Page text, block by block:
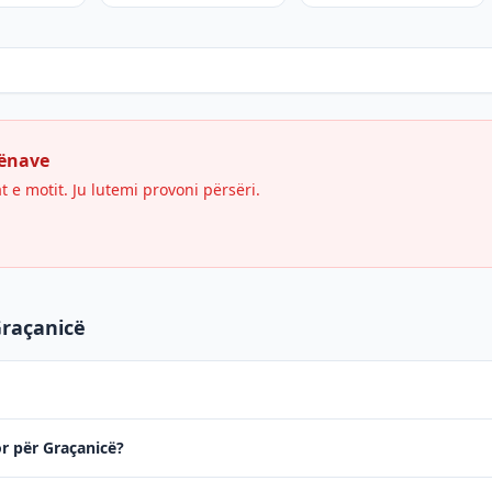
e motit. Ju lutemi provoni përsëri.
për Graçanicë?